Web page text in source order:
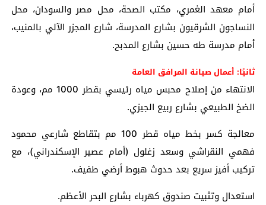
أمام معهد الغمري، مكتب الصحة، محل مصر والسودان، محل
النساجون الشرقيون بشارع المدرسة، شارع المجزر الآلي بالمنيب،
أمام مدرسة طه حسين بشارع المدبح.
ثانيًا: أعمال صيانة المرافق العامة
الانتهاء من إصلاح محبس مياه رئيسي بقطر 1000 مم، وعودة
الضخ الطبيعي بشارع ربيع الجيزي.
معالجة كسر بخط مياه قطر 100 مم بتقاطع شارعي محمود
فهمي النقراشي وسعد زغلول (أمام عصير الإسكندراني)، مع
تركيب أفيز سريع بعد حدوث هبوط أرضي طفيف.
استعدال وتثبيت صندوق كهرباء بشارع البحر الأعظم.